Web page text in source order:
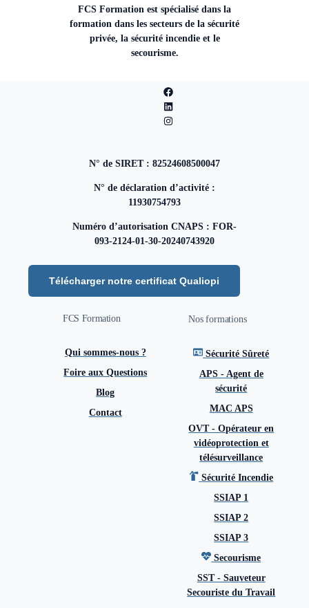
FCS Formation est spécialisé dans la
formation dans les secteurs de la sécurité
privée, la sécurité incendie et le
secourisme.
N° de SIRET : 82524608500047
N° de déclaration d’activité :
11930754793
Numéro d’autorisation CNAPS : FOR-
093-2124-01-30-20240743920
Télécharger notre certificat Qualiopi
FCS Formation
Qui sommes-nous ?
Foire aux Questions
Blog
Contact
Nos formations
Sécurité Sûreté
APS - Agent de
sécurité
MAC APS
OVT - Opérateur en
vidéoprotection et
télésurveillance
Sécurité Incendie
SSIAP 1
SSIAP 2
SSIAP 3
Secourisme
SST - Sauveteur
Secouriste du Travail